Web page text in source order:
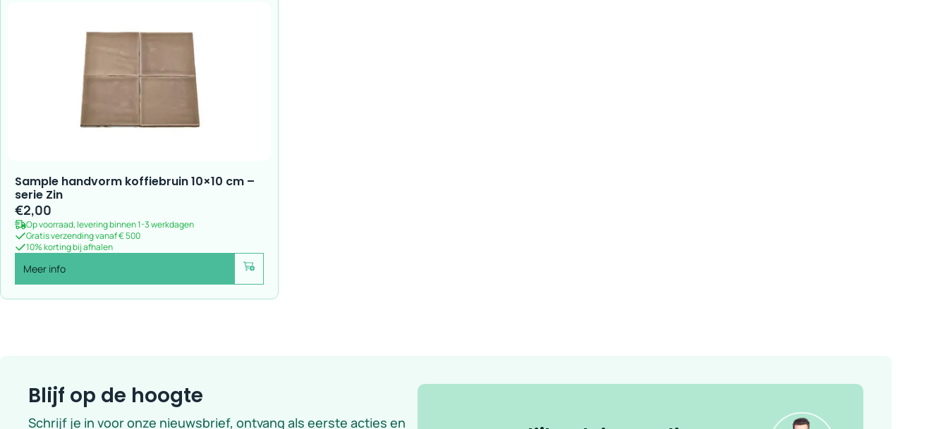
Sample handvorm koffiebruin 10×10 cm –
serie Zin
€2,00
Op voorraad, levering binnen 1-3 werkdagen
Gratis verzending vanaf € 500
10% korting bij afhalen
Meer info Voeg toe
Blijf op de hoogte
Schrijf je in voor onze nieuwsbrief, ontvang als eerste acties en